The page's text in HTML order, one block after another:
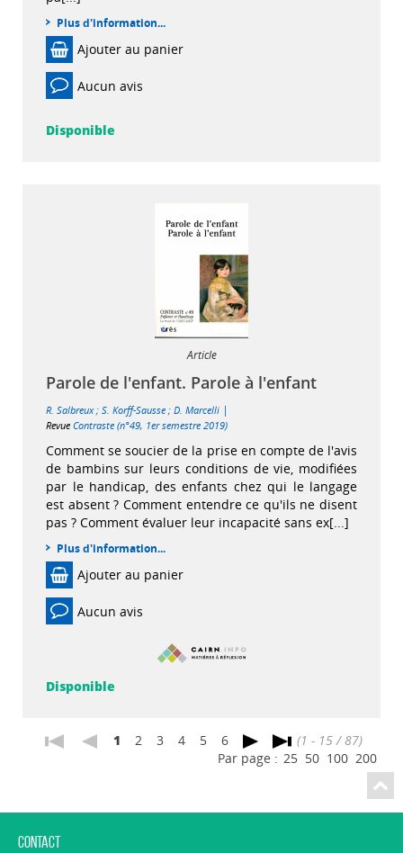
Plus d'information...
Ajouter au panier
Aucun avis
Disponible
Article
Parole de l'enfant. Parole à l'enfant
R. Salbreux; S. Korff-Sausse ; D. Marcelli |
Revue Contraste (n°49, 1er semestre 2019)
Comment se soucier de la prise en compte de l'avis
de bambins sur leurs conditions de vie, modifiées
par le handicap, des enfants chez qui le langage
est absent ? Comment entendre ce qu'ils ne disent
pas ? Comment évaluer leur incapacité sans ex[...]
Plus d'information...
Ajouter au panier
Aucun avis
Disponible
1 2 3 4 5 6
(1 - 15 / 87)
Par page : 25 50 100 200
Contact